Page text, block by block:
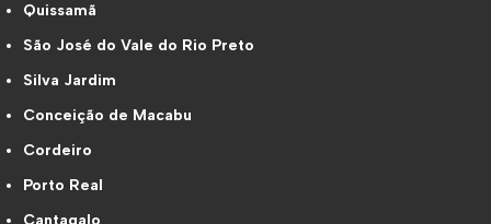
Quissamã
São José do Vale do Rio Preto
Silva Jardim
Conceição de Macabu
Cordeiro
Porto Real